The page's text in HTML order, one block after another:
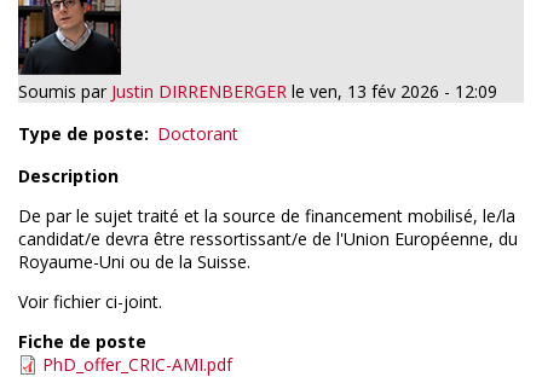
Soumis par Justin DIRRENBERGER le ven, 13 fév 2026 - 12:09
Type de poste
Doctorant
Description
De par le sujet traité et la source de financement mobilisé, le/la
candidat/e devra être ressortissant/e de l'Union Européenne, du
Royaume-Uni ou de la Suisse.
Voir fichier ci-joint.
Fiche de poste
PhD_offer_CRIC-AMI.pdf